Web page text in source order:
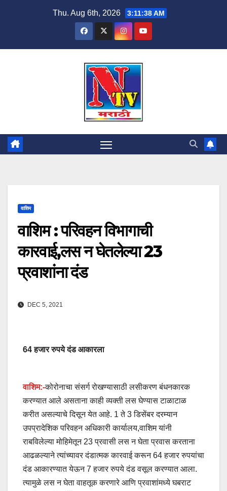
Thu. Aug 6th, 2026 3:11:38 AM
वाशिम
वाशिम : परिवहन विभागाची
कारवाई,लस न घेतलेल्या 23
प्रवाशांना दंड
DEC 5, 2021
64 हजार रुपये दंड आकारला
वाशिम:-कोरोनाचा संसर्ग रोखण्यासाठी लसीकरण बंधनकारक
करण्यात आले असताना काही व्यक्ती लस घेण्यास टाळाटाळ
करीत असल्याचे दिसून येत आहे. 1 ते 3 डिसेंबर दरम्यान
उपप्रादेशिक परिवहन अधिकारी कार्यालय,वाशिम यांनी
राबविलेल्या मोहिमेतून 23 प्रवासी लस न घेता प्रवास करताना
आढळल्याने त्यांच्यावर दंडात्मक कारवाई करून 64 हजार रुपयांचा
दंड आकारण्यात येऊन 7 हजार रुपये दंड वसूल करण्यात आला.
त्यामुळे लस न घेता वाहतूक करणारे आणि प्रवाशांमध्ये घबराट